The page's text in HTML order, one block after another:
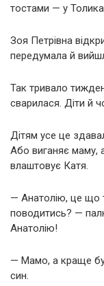
тостами — у
Зоя Петрівна
передумала й
Так тривало
сварилася. Діти й
Дітям усе це
Або виганяє маму,
влаштовує Катя.
— Анатолію, це що
поводитись? —
Анатолію!
— Мамо, а краще
син.